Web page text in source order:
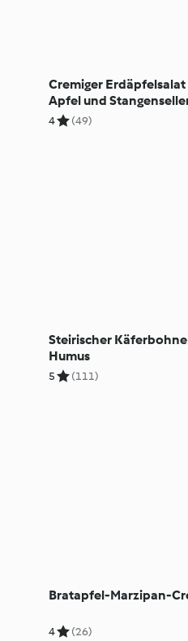
Cremiger
Apfel und
4 (49)
Steirischer
Humus
5 (111)
Bratapfel-Marzipan-
4 (26)